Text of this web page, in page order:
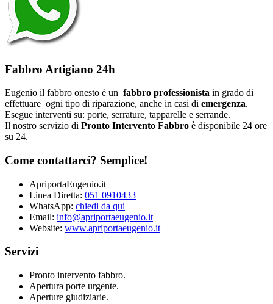
Fabbro Artigiano 24h
Eugenio il fabbro onesto è un fabbro professionista in grado di
effettuare ogni tipo di riparazione, anche in casi di emergenza.
Esegue interventi su: porte, serrature, tapparelle e serrande.
Il nostro servizio di Pronto Intervento Fabbro è disponibile 24 ore
su 24.
Come contattarci? Semplice!
ApriportaEugenio.it
Linea Diretta: 051 0910433
WhatsApp: chiedi da qui
Email: info@apriportaeugenio.it
Website: www.apriportaeugenio.it
Servizi
Pronto intervento fabbro.
Apertura porte urgente.
Aperture giudiziarie.